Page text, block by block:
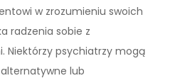
w zrozumieniu swoich
radzenia sobie z
Niektórzy psychiatrzy mogą
lub